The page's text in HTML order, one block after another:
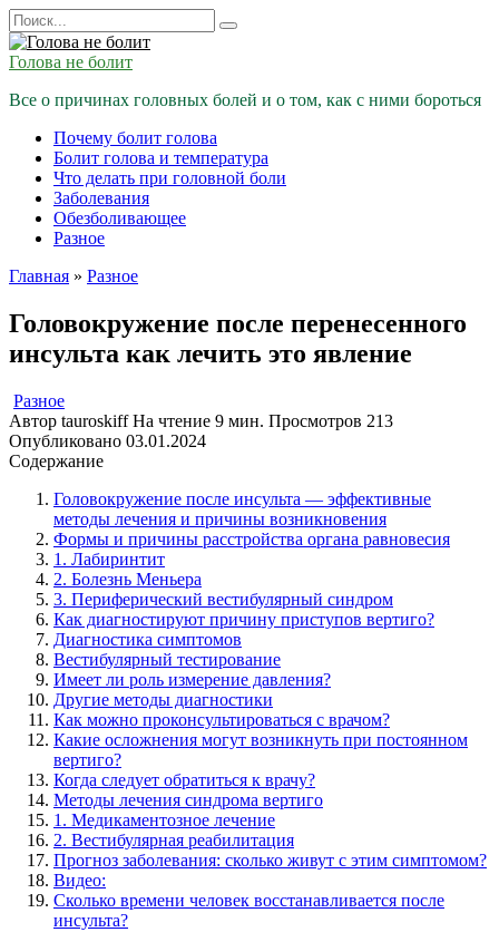
Перейти
к
содержанию
Search
for:
Голова не болит
Все о причинах головных болей и о том, как с ними бороться
Почему болит голова
Болит голова и температура
Что делать при головной боли
Заболевания
Обезболивающее
Разное
Главная » Разное
Головокружение после перенесенного
инсульта как лечить это явление
Разное
Автор tauroskiff На чтение 9 мин. Просмотров 213
Опубликовано 03.01.2024
Содержание
Головокружение после инсульта — эффективные
методы лечения и причины возникновения
Формы и причины расстройства органа равновесия
1. Лабиринтит
2. Болезнь Меньера
3. Периферический вестибулярный синдром
Как диагностируют причину приступов вертиго?
Диагностика симптомов
Вестибулярный тестирование
Имеет ли роль измерение давления?
Другие методы диагностики
Как можно проконсультироваться с врачом?
Какие осложнения могут возникнуть при постоянном
вертиго?
Когда следует обратиться к врачу?
Методы лечения синдрома вертиго
1. Медикаментозное лечение
2. Вестибулярная реабилитация
Прогноз заболевания: сколько живут с этим симптомом?
Видео:
Сколько времени человек восстанавливается после
инсульта?